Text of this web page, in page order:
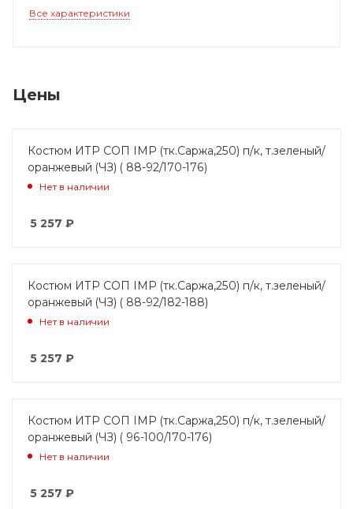
Все характеристики
Цены
Костюм ИТР СОП IMP (тк.Саржа,250) п/к, т.зеленый/
оранжевый (ЧЗ) ( 88-92/170-176)
Нет в наличии
5 257 ₽
Костюм ИТР СОП IMP (тк.Саржа,250) п/к, т.зеленый/
оранжевый (ЧЗ) ( 88-92/182-188)
Нет в наличии
5 257 ₽
Костюм ИТР СОП IMP (тк.Саржа,250) п/к, т.зеленый/
оранжевый (ЧЗ) ( 96-100/170-176)
Нет в наличии
5 257 ₽